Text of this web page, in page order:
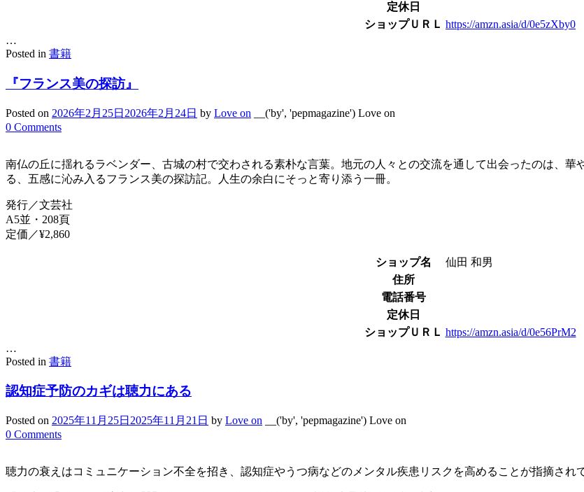
定休日
ショップＵＲＬ https://amzn.asia/d/0e5zXby0
…
Posted in 書籍
『フランス美の探訪』
Posted on 2026年2月25日 2026年2月24日 by Love on __('by', 'pepmagazine') Love on
0 Comments
南仏の丘に揺れるラベンダー、古城の村で交わされる素朴な言葉。地元の人々との交流を通して出会ったのは、
る、五感に沁み入るフランス美の探訪記。人生の余白にそっと寄り添う一冊。
発行／文芸社
A5並・208頁
定価／¥2,860
ショップ名
仙田 和男
住所
電話番号
定休日
ショップＵＲＬ https://amzn.asia/d/0e56PrM2
…
Posted in 書籍
認知症予防のカギは聴力にある
Posted on 2025年11月25日 2025年11月21日 by Love on __('by', 'pepmagazine') Love on
0 Comments
聴力の衰えはコミュニケーション不全を招き、認知症やうつ病などのメンタル疾患リスクを高めることが指摘され